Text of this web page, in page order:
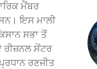
ਮੈਂਬਰ
ਇਸ ਮਾਲੀ
ਸਭਾ ਤੋਂ
ਰੀਜ਼ਨਲ ਸੇਂਟਰ
ਰਣਜੀਤ